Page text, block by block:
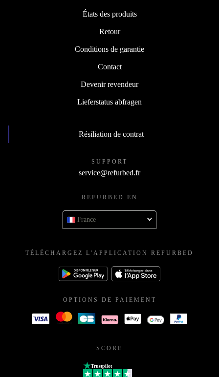
États des produits
Retour
Conditions de garantie
Contact
Devenir revendeur
Lieferstatus abfragen
Résiliation de contrat
SUPPORT
service@refurbed.fr
REFURBED EN
France
TÉLÉCHARGEZ L'APPLICATION REFURBED
OPTIONS DE PAIEMENT
SCORE
Trustpilot